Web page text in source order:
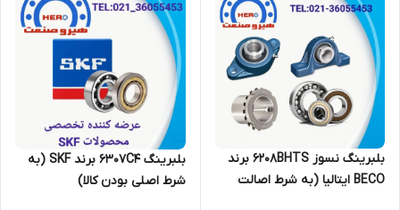
بلبرینگ نسوز 6208BHTS برند
BECO ایتالیا (به شرط اصالت
بلبرینگ 6307C4 برند SKF (به
شرط اصلی بودن کالا)